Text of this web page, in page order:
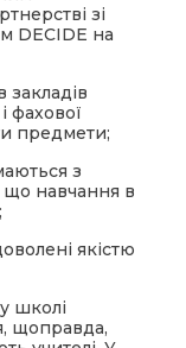
зі
DECIDE на
закладів
фахової
предмети;
з
навчання в
якістю
школі
щоправда,